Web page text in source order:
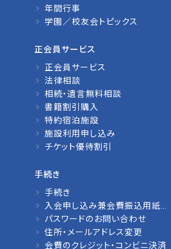
年間行事
学園／校友会トピックス
正会員サービス
正会員サービス
法律相談
相続・遺言無料相談
書籍割引購入
特約宿泊施設
施設利用申し込み
チケット優待割引
手続き
手続き
入会申し込み兼会費振込用紙請求
パスワードのお問い合わせ
住所・メールアドレス変更
会費のクレジット・コンビニ決済